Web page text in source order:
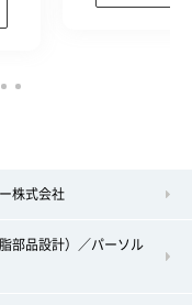
株式会社
部品設計）／パーソル